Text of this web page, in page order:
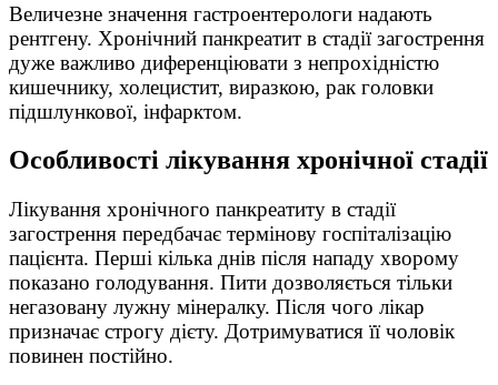
Величезне значення гастроентерологи надають
рентгену. Хронічний панкреатит в стадії загострення
дуже важливо диференціювати з непрохідністю
кишечнику, холецистит, виразкою, рак головки
підшлункової, інфарктом.
Особливості лікування хронічної стадії
Лікування хронічного панкреатиту в стадії
загострення передбачає термінову госпіталізацію
пацієнта. Перші кілька днів після нападу хворому
показано голодування. Пити дозволяється тільки
негазовану лужну мінералку. Після чого лікар
призначає строгу дієту. Дотримуватися її чоловік
повинен постійно.